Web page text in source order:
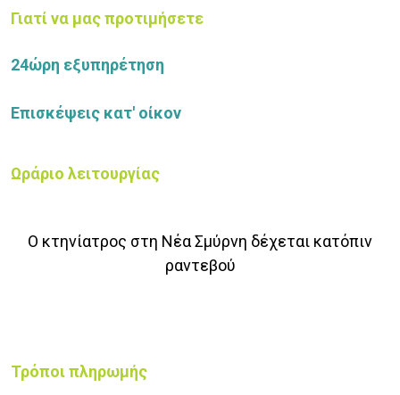
Γιατί να μας προτιμήσετε
24ώρη εξυπηρέτηση
Επισκέψεις κατ' οίκον
Ωράριο λειτουργίας
Ο κτηνίατρος στη Νέα Σμύρνη δέχεται κατόπιν
ραντεβού
Τρόποι πληρωμής